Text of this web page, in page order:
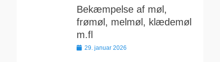
Bekæmpelse af møl,
frømøl, melmøl, klædemøl
m.fl
Udgivet
29. januar 2026